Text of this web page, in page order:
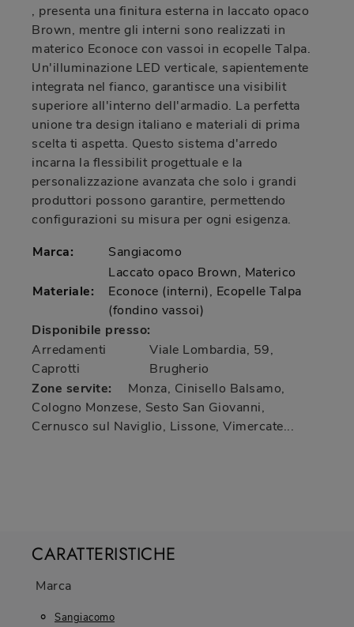
, presenta una finitura esterna in laccato opaco
Brown, mentre gli interni sono realizzati in
materico Econoce con vassoi in ecopelle Talpa.
Un'illuminazione LED verticale, sapientemente
integrata nel fianco, garantisce una visibilit
superiore all'interno dell'armadio. La perfetta
unione tra design italiano e materiali di prima
scelta ti aspetta. Questo sistema d'arredo
incarna la flessibilit progettuale e la
personalizzazione avanzata che solo i grandi
produttori possono garantire, permettendo
configurazioni su misura per ogni esigenza.
Marca:
Sangiacomo
Materiale:
Laccato opaco Brown, Materico
Econoce (interni), Ecopelle Talpa
(fondino vassoi)
Disponibile presso:
Arredamenti
Caprotti
Viale Lombardia, 59,
Brugherio
Zone servite:
Monza, Cinisello Balsamo,
Cologno Monzese, Sesto San Giovanni,
Cernusco sul Naviglio, Lissone, Vimercate...
CARATTERISTICHE
Marca
Sangiacomo